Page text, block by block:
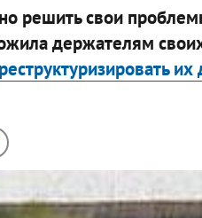
решить свои
держателям
реструктуризировать их